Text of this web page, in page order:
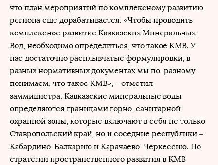
что план мероприятий по комплексному развитию
региона еще дорабатывается. «Чтобы проводить
комплексное развитие Кавказских Минеральных
Вод, необходимо определиться, что такое КМВ. У
нас достаточно расплывчатые формулировки, в
разных нормативных документах мы по-разному
понимаем, что такое КМВ», – отметил
замминистра. Кавказские минеральные воды
определяются границами горно-санитарной
охранной зоны, которые включают в себя не только
Ставропольский край, но и соседние республики –
Кабардино-Балкарию и Карачаево-Черкессию. По
стратегии пространственного развития в КМВ